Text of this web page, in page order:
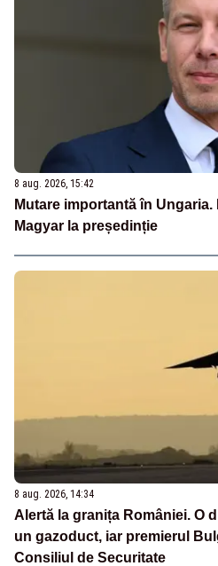
8 aug. 2026, 15:42
Mutare importantă în Ungaria.
Magyar la președinție
8 aug. 2026, 14:34
Alertă la granița României. O
un gazoduct, iar premierul
Consiliul de Securitate